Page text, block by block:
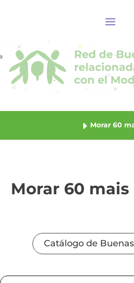
Morar 60
Morar 60 mais
Catálogo de